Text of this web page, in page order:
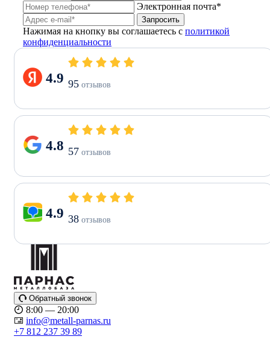
Электронная почта*
Запросить
Нажимая на кнопку вы соглашаетесь с политикой
конфиденциальности
4.9 95 отзывов
4.8 57 отзывов
4.9 38 отзывов
Обратный звонок
8:00 — 20:00
info@metall-parnas.ru
+7 812 237 39 89